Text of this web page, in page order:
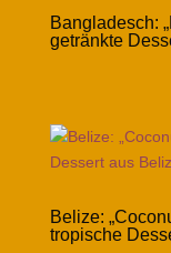
Bangladesch:
getränkte
Belize:
tropische